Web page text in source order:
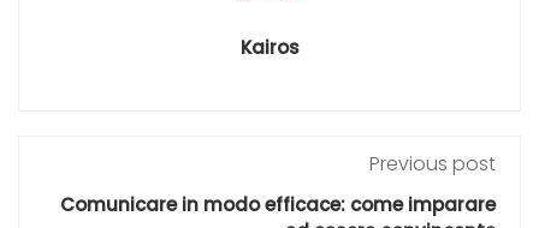
Kairos
Previous post
Comunicare in modo efficace: come imparare